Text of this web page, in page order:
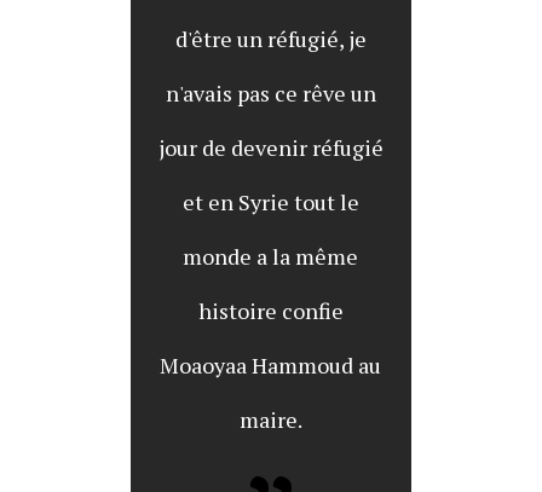
d'être un réfugié, je
n'avais pas ce rêve un
jour de devenir réfugié
et en Syrie tout le
monde a la même
histoire confie
Moaoyaa Hammoud au
maire.